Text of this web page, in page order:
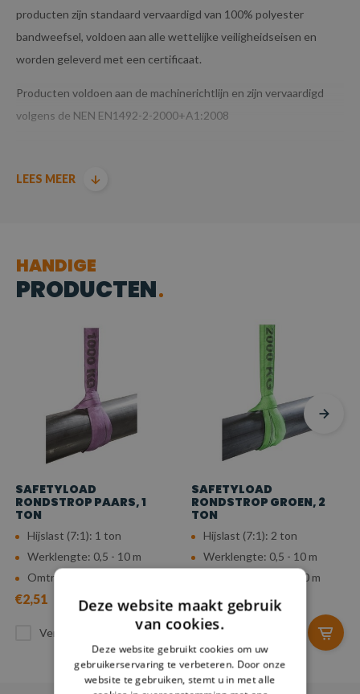
producten zijn standaard vervaardigd van 100% polyester
bandweefsel, voldoen aan alle wettelijke veiligheidseisen en
worden geleverd met een certificaat.
Producten voldoen aan de machinerichtlijn en zijn vervaardigd
volgens de NEN EN1492-2-2000+A1:2008
LEES MEER
HANDIGE
PRODUCTEN
SAFETYLOAD
RONDSTROP PAARS, 1
TON
Hijslast (7:1): 1 ton
Werklengte: 0,5 - 10 m
Omtreklengte: 1 - 20 m
€2,51
Vergelijk
SAFETYLOAD
RONDSTROP GROEN, 2
TON
Hijslast (7:1): 2 ton
Werklengte: 0,5 - 10 m
Omtreklengte: 1 - 20 m
€3,28
Vergelijk
Deze website maakt gebruik
van cookies.
Deze website gebruikt cookies om uw
gebruikerservaring te verbeteren. Door onze
website te gebruiken, stemt u in met alle